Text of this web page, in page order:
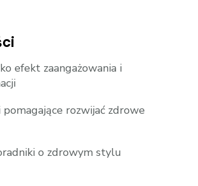
efekt zaangażowania i
pomagające rozwijać zdrowe
o zdrowym stylu